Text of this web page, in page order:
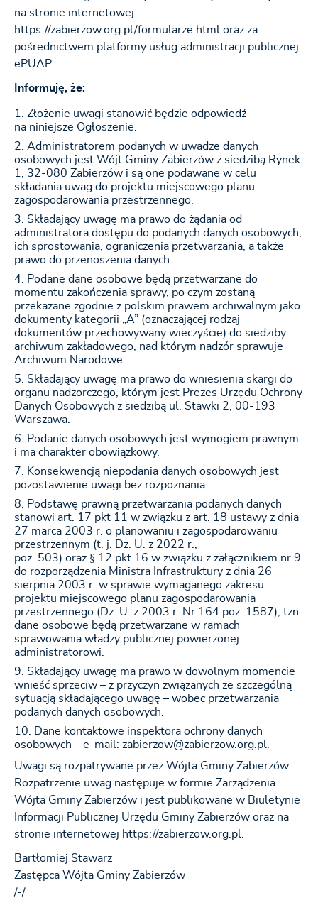
na stronie internetowej:
https://zabierzow.org.pl/formularze.html oraz za
pośrednictwem platformy usług administracji publicznej
ePUAP.
Informuję, że:
Złożenie uwagi stanowić będzie odpowiedź
na niniejsze Ogłoszenie.
Administratorem podanych w uwadze danych
osobowych jest Wójt Gminy Zabierzów z siedzibą Rynek
1, 32-080 Zabierzów i są one podawane w celu
składania uwag do projektu miejscowego planu
zagospodarowania przestrzennego.
Składający uwagę ma prawo do żądania od
administratora dostępu do podanych danych osobowych,
ich sprostowania, ograniczenia przetwarzania, a także
prawo do przenoszenia danych.
Podane dane osobowe będą przetwarzane do
momentu zakończenia sprawy, po czym zostaną
przekazane zgodnie z polskim prawem archiwalnym jako
dokumenty kategorii „A” (oznaczającej rodzaj
dokumentów przechowywany wieczyście) do siedziby
archiwum zakładowego, nad którym nadzór sprawuje
Archiwum Narodowe.
Składający uwagę ma prawo do wniesienia skargi do
organu nadzorczego, którym jest Prezes Urzędu Ochrony
Danych Osobowych z siedzibą ul. Stawki 2, 00-193
Warszawa.
Podanie danych osobowych jest wymogiem prawnym
i ma charakter obowiązkowy.
Konsekwencją niepodania danych osobowych jest
pozostawienie uwagi bez rozpoznania.
Podstawę prawną przetwarzania podanych danych
stanowi art. 17 pkt 11 w związku z art. 18 ustawy z dnia
27 marca 2003 r. o planowaniu i zagospodarowaniu
przestrzennym (t. j. Dz. U. z 2022 r.,
poz. 503) oraz § 12 pkt 16 w związku z załącznikiem nr 9
do rozporządzenia Ministra Infrastruktury z dnia 26
sierpnia 2003 r. w sprawie wymaganego zakresu
projektu miejscowego planu zagospodarowania
przestrzennego (Dz. U. z 2003 r. Nr 164 poz. 1587), tzn.
dane osobowe będą przetwarzane w ramach
sprawowania władzy publicznej powierzonej
administratorowi.
Składający uwagę ma prawo w dowolnym momencie
wnieść sprzeciw – z przyczyn związanych ze szczególną
sytuacją składającego uwagę – wobec przetwarzania
podanych danych osobowych.
Dane kontaktowe inspektora ochrony danych
osobowych – e-mail: zabierzow@zabierzow.org.pl.
Uwagi są rozpatrywane przez Wójta Gminy Zabierzów.
Rozpatrzenie uwag następuje w formie Zarządzenia
Wójta Gminy Zabierzów i jest publikowane w Biuletynie
Informacji Publicznej Urzędu Gminy Zabierzów oraz na
stronie internetowej https://zabierzow.org.pl.
Bartłomiej Stawarz
Zastępca Wójta Gminy Zabierzów
/-/